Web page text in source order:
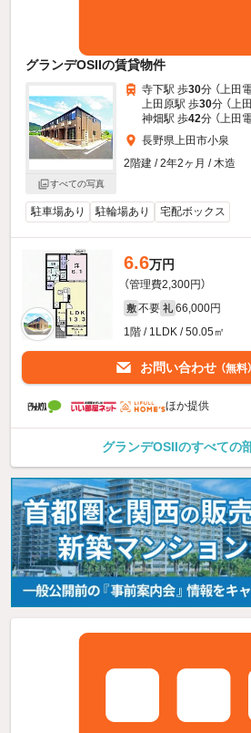
グランデOSIIの賃貸物件
すべての写真
寺下駅 歩30分 （上田
上田原駅 歩30分 （上
神畑駅 歩42分 （上田
長野県上田市小泉
2階建 / 2年2ヶ月 / 木造
駐車場あり 駐輪場あり 宅配ボックス
6.6万円
（管理費2,300円）
敷 不要 礼 66,000円
1階 / 1LDK / 50.05㎡
お問い合わせ （無料）
ほか提供
グランデOSIIのすべての